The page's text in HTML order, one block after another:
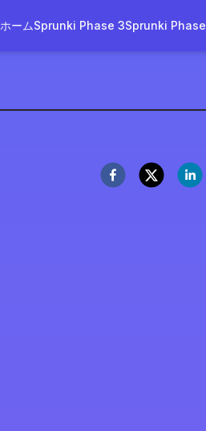
ホームSprunki Phase 3Sprunki
今すぐプレイ